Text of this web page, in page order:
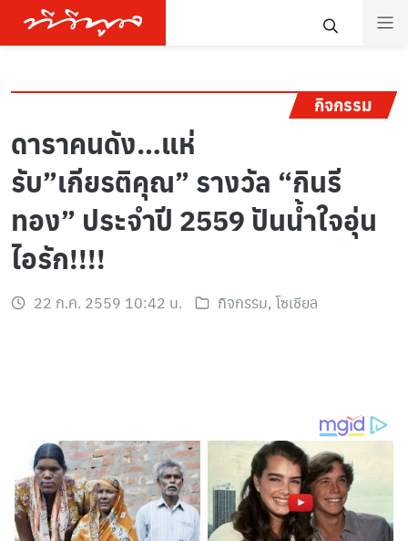
กิจกรรม
ดาราคนดัง…แห่
รับ”เกียรติคุณ” รางวัล “กินรี
ทอง” ประจำปี 2559 ปันน้ำใจอุ่น
ไอรัก!!!!
22 ก.ค. 2559 10:42 น. กิจกรรม, โซเชียล